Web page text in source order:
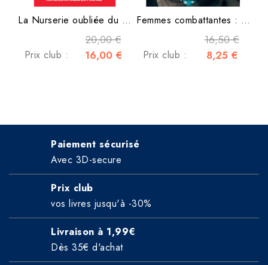
La Nurserie oubliée du IIIe...
20,00 €
Prix club : 16,00 €
Femmes combattantes : Sept...
16,50 €
Prix club : 8,25 €
Paiement sécurisé
Avec 3D-secure
Prix club
vos livres jusqu'à -30%
Livraison à 1,99€
Dès 35€ d'achat